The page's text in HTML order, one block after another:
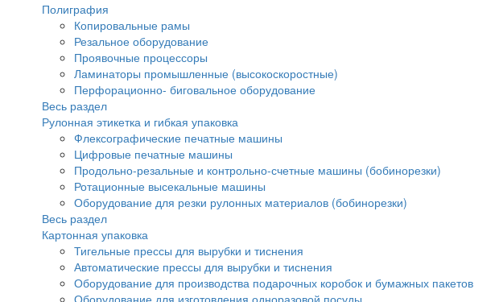
Полиграфия
Копировальные рамы
Резальное оборудование
Проявочные процессоры
Ламинаторы промышленные (высокоскоростные)
Перфорационно- биговальное оборудование
Весь раздел
Рулонная этикетка и гибкая упаковка
Флексографические печатные машины
Цифровые печатные машины
Продольно-резальные и контрольно-счетные машины (бобинорезки)
Ротационные высекальные машины
Оборудование для резки рулонных материалов (бобинорезки)
Весь раздел
Картонная упаковка
Тигельные прессы для вырубки и тиснения
Автоматические прессы для вырубки и тиснения
Оборудование для производства подарочных коробок и бумажных пакетов
Оборудование для изготовления одноразовой посуды